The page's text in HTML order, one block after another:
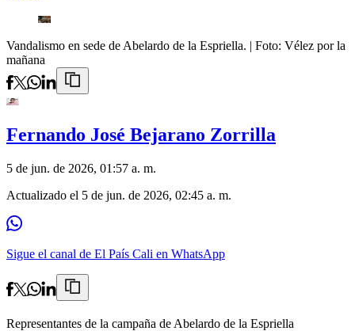
Vandalismo en sede de Abelardo de la Espriella. | Foto: Vélez por la
mañana
Fernando José Bejarano Zorrilla
5 de jun. de 2026, 01:57 a. m.
Actualizado el 5 de jun. de 2026, 02:45 a. m.
Sigue el canal de El País Cali en WhatsApp
Representantes de la campaña de Abelardo de la Espriella